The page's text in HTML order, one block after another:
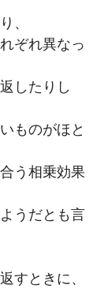
、
ぞれ異なっ
したりし
ものがほと
う相乗効果
うだとも言
すときに、